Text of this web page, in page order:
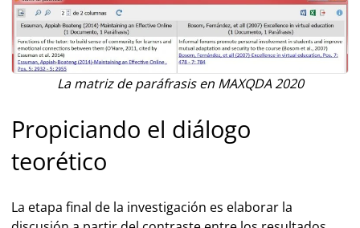
La matriz de paráfrasis en MAXQDA 2020
Propiciando el diálogo
teorético
La etapa final de la investigación es elaborar la